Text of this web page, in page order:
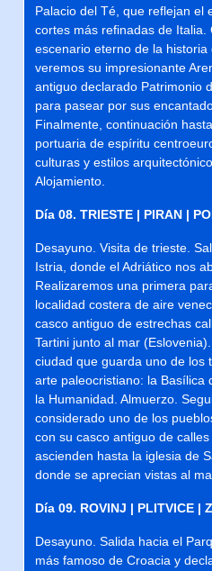
Palacio del Té, que reflejan el
cortes más refinadas de Italia.
escenario eterno de la
veremos su impresionante
antiguo declarado Patrimonio
para pasear por sus
Finalmente, continuación
portuaria de espíritu
culturas y estilos
Alojamiento.
Día 08. TRIESTE | PIRAN |
Desayuno. Visita de trieste.
Istria, donde el Adriático nos
Realizaremos una primera
localidad costera de aire
casco antiguo de estrechas
Tartini junto al mar
ciudad que guarda uno de los
arte paleocristiano: la Basílica
la Humanidad. Almuerzo.
considerado uno de los
con su casco antiguo de
ascienden hasta la iglesia de
donde se aprecian vistas al
Día 09. ROVINJ | PLITVICE |
Desayuno. Salida hacia el
más famoso de Croacia y